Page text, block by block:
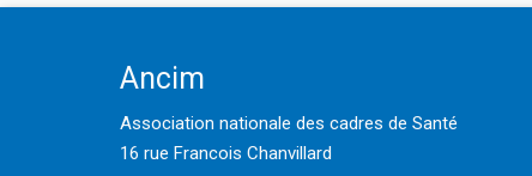
Ancim
Association nationale des cadres de Santé
16 rue Francois Chanvillard